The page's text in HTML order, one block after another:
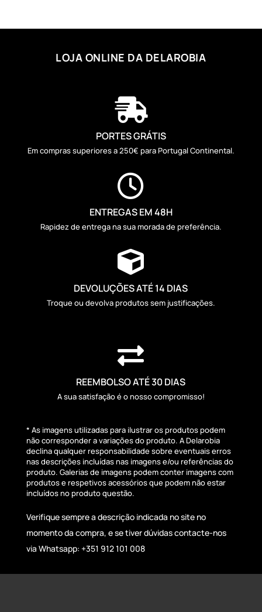
LOJA ONLINE DA DELAROBIA

PORTES GRÁTIS
Em compras superiores a 250€ para Portugal Continental.

ENTREGAS EM 48H
Rapidez de entrega na sua morada de preferência.

DEVOLUÇÕES ATÉ 14 DIAS
Troque ou devolva produtos sem justificações.

REEMBOLSO ATÉ 30 DIAS
A sua satisfação é o nosso compromisso!
* As imagens utilizadas para ilustrar os produtos podem
não corresponder a variações do produto. A Delarobia
declina qualquer responsabilidade sobre eventuais erros
nas descrições incluídas nas imagens e/ou referências do
produto. Galerias de imagens podem conter imagens com
produtos e respetivos acessórios que podem não estar
incluídos no produto questão.
Verifique sempre a descrição indicada no site no
momento da compra, e se tiver dúvidas contacte-nos
via Whatsapp: +351 912 101 008